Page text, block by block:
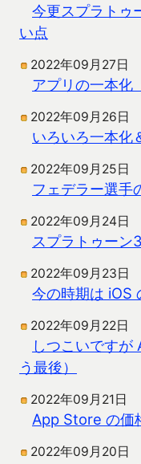
今更スプラトゥ
い点
2022年09月27日
アプリの一本化
2022年09月26日
いろいろ一本化
2022年09月25日
フェデラー選手
2022年09月24日
スプラトゥーン
2022年09月23日
今の時期は iOS
2022年09月22日
しつこいです
う最後）
2022年09月21日
App Store の価
2022年09月20日